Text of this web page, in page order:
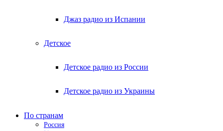
Джаз радио из Испании
Детское
Детское радио из России
Детское радио из Украины
По странам
Россия